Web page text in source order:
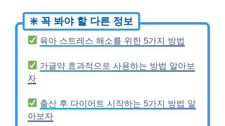
육아 스트레스 해소를 위한 5가지 방법
가글약 효과적으로 사용하는 방법 알아보
자
출산 후 다이어트 시작하는 5가지 방법 알
아보자